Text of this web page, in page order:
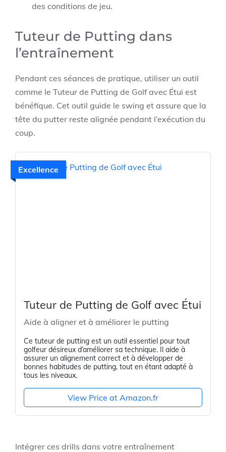
des conditions de jeu.
Tuteur de Putting dans
l’entraînement
Pendant ces séances de pratique, utiliser un outil
comme le Tuteur de Putting de Golf avec Étui est
bénéfique. Cet outil guide le swing et assure que la
tête du putter reste alignée pendant l’exécution du
coup.
Excellence
Tuteur de Putting de Golf avec Étui
Aide à aligner et à améliorer le putting
Ce tuteur de putting est un outil essentiel pour tout
golfeur désireux d’améliorer sa technique. Il aide à
assurer un alignement correct et à développer de
bonnes habitudes de putting, tout en étant adapté à
tous les niveaux.
View Price at Amazon.fr
Intégrer ces drills dans votre entraînement